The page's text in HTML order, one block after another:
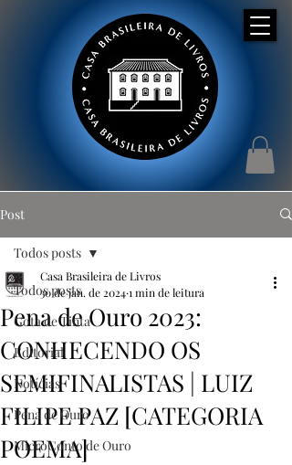
Post
Todos posts
Gota de Tinta
Editorial
Notícias
Pena de Ouro
MicroConto de Ouro
Todos posts
Pena de Ouro 2023:
CONHECENDO OS
SEMIFINALISTAS | LUIZ
FILIPE PAZ [CATEGORIA
POEMA]
Casa Brasileira de Livros
30 de jan. de 20241 min de leitura